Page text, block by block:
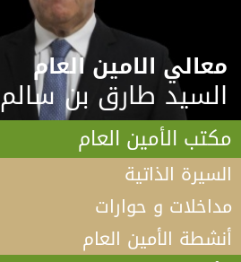
معالي الامين العام
السيد طارق بن سالم
مكتب الأمين العام
السيرة الذاتية
مداخلات و حوارات
أنشطة الأمين العام